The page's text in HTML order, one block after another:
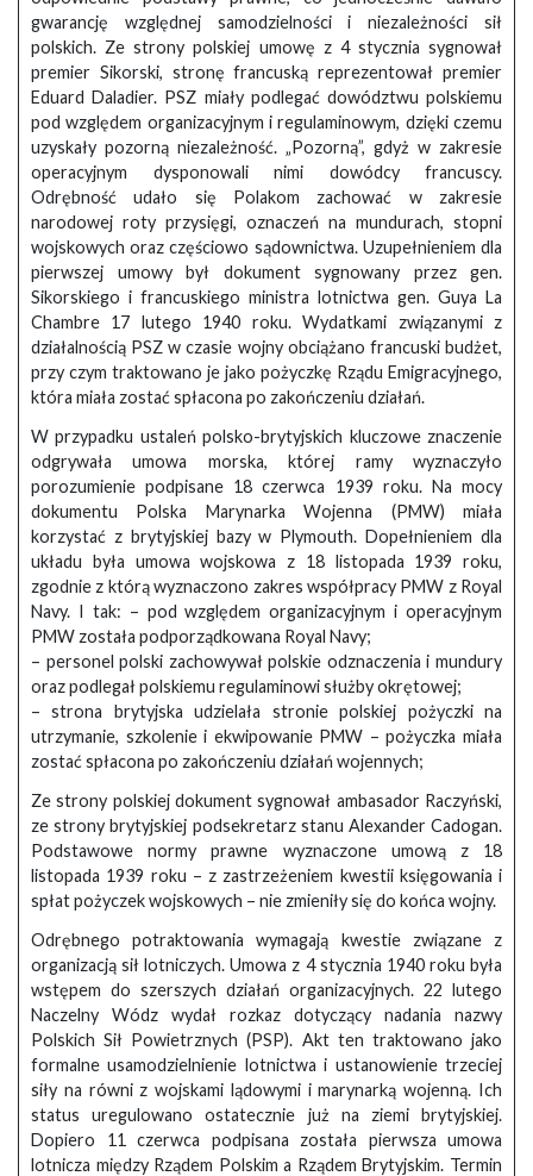
gwarancję względnej samodzielności i niezależności sił
polskich. Ze strony polskiej umowę z 4 stycznia sygnował
premier Sikorski, stronę francuską reprezentował premier
Eduard Daladier. PSZ miały podlegać dowództwu polskiemu
pod względem organizacyjnym i regulaminowym, dzięki czemu
uzyskały pozorną niezależność. „Pozorną”, gdyż w zakresie
operacyjnym dysponowali nimi dowódcy francuscy.
Odrębność udało się Polakom zachować w zakresie
narodowej roty przysięgi, oznaczeń na mundurach, stopni
wojskowych oraz częściowo sądownictwa. Uzupełnieniem dla
pierwszej umowy był dokument sygnowany przez gen.
Sikorskiego i francuskiego ministra lotnictwa gen. Guya La
Chambre 17 lutego 1940 roku. Wydatkami związanymi z
działalnością PSZ w czasie wojny obciążano francuski budżet,
przy czym traktowano je jako pożyczkę Rządu Emigracyjnego,
która miała zostać spłacona po zakończeniu działań.
W przypadku ustaleń polsko-brytyjskich kluczowe znaczenie
odgrywała umowa morska, której ramy wyznaczyło
porozumienie podpisane 18 czerwca 1939 roku. Na mocy
dokumentu Polska Marynarka Wojenna (PMW) miała
korzystać z brytyjskiej bazy w Plymouth. Dopełnieniem dla
układu była umowa wojskowa z 18 listopada 1939 roku,
zgodnie z którą wyznaczono zakres współpracy PMW z Royal
Navy. I tak: – pod względem organizacyjnym i operacyjnym
PMW została podporządkowana Royal Navy;
– personel polski zachowywał polskie odznaczenia i mundury
oraz podlegał polskiemu regulaminowi służby okrętowej;
– strona brytyjska udzielała stronie polskiej pożyczki na
utrzymanie, szkolenie i ekwipowanie PMW – pożyczka miała
zostać spłacona po zakończeniu działań wojennych;
Ze strony polskiej dokument sygnował ambasador Raczyński,
ze strony brytyjskiej podsekretarz stanu Alexander Cadogan.
Podstawowe normy prawne wyznaczone umową z 18
listopada 1939 roku – z zastrzeżeniem kwestii księgowania i
spłat pożyczek wojskowych – nie zmieniły się do końca wojny.
Odrębnego potraktowania wymagają kwestie związane z
organizacją sił lotniczych. Umowa z 4 stycznia 1940 roku była
wstępem do szerszych działań organizacyjnych. 22 lutego
Naczelny Wódz wydał rozkaz dotyczący nadania nazwy
Polskich Sił Powietrznych (PSP). Akt ten traktowano jako
formalne usamodzielnienie lotnictwa i ustanowienie trzeciej
siły na równi z wojskami lądowymi i marynarką wojenną. Ich
status uregulowano ostatecznie już na ziemi brytyjskiej.
Dopiero 11 czerwca podpisana została pierwsza umowa
lotnicza między Rządem Polskim a Rządem Brytyjskim. Termin